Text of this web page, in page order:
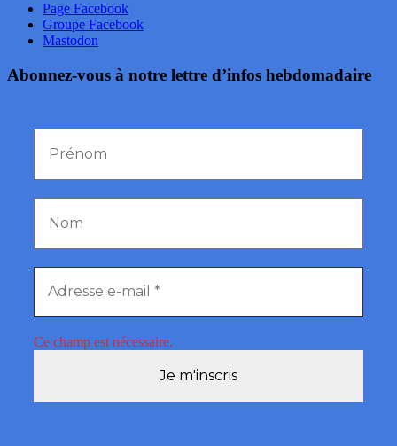
Page Facebook
Groupe Facebook
Mastodon
Abonnez-vous à notre lettre d’infos hebdomadaire
Ce champ est nécessaire.